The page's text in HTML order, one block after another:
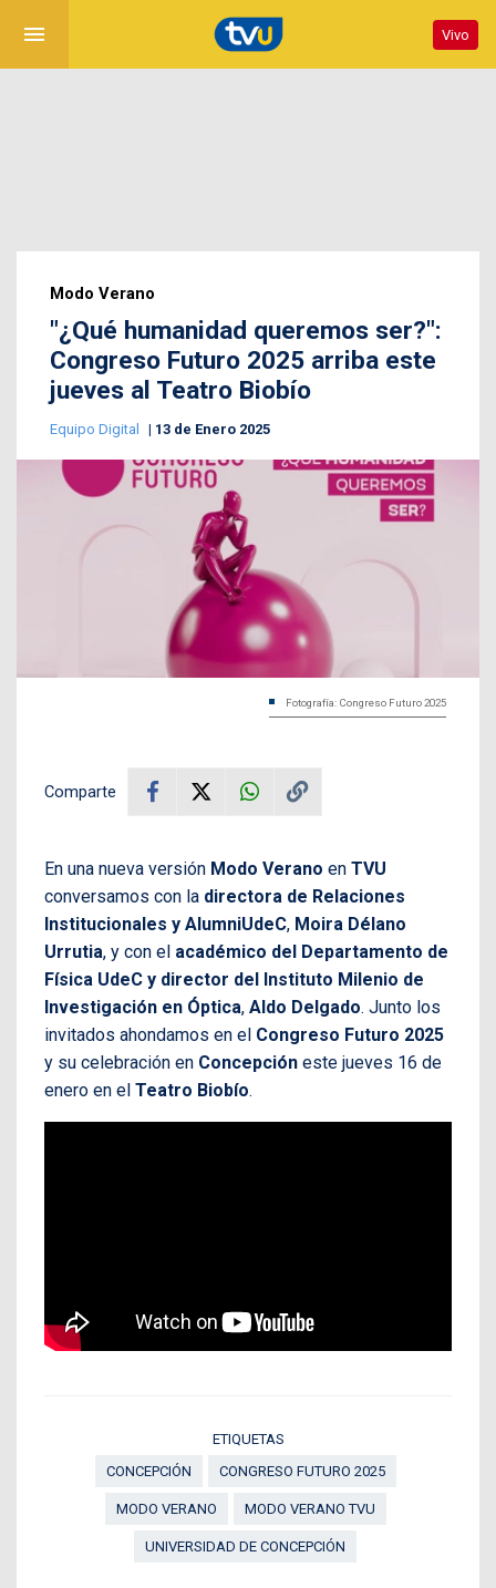
menu Vivo
Modo Verano
"¿Qué humanidad queremos ser?":
Congreso Futuro 2025 arriba este
jueves al Teatro Biobío
Equipo Digital 13 de Enero 2025
Fotografía: Congreso Futuro 2025
Comparte
En una nueva versión Modo Verano en TVU
conversamos con la directora de Relaciones
Institucionales y AlumniUdeC, Moira Délano
Urrutia, y con el académico del Departamento de
Física UdeC y director del Instituto Milenio de
Investigación en Óptica, Aldo Delgado. Junto los
invitados ahondamos en el Congreso Futuro 2025
y su celebración en Concepción este jueves 16 de
enero en el Teatro Biobío.
ETIQUETAS
CONCEPCIÓN
CONGRESO FUTURO 2025
MODO VERANO MODO VERANO TVU
UNIVERSIDAD DE CONCEPCIÓN